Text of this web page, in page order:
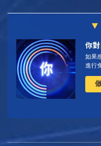
你
如果
進行